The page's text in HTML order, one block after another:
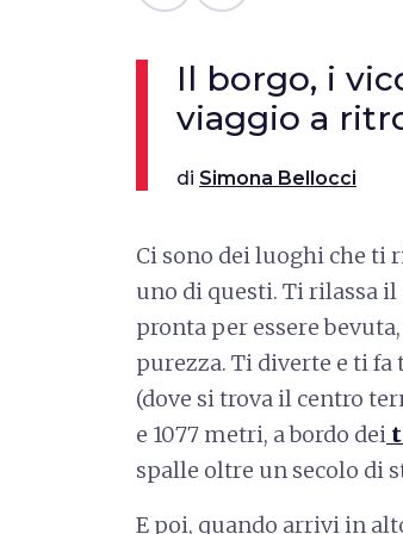
Il borgo, i
viaggio a
di Simona Bellocci
Ci sono dei luoghi che ti
uno di questi. Ti rilassa il
pronta per essere
purezza. Ti diverte e ti
(dove si trova il centro
e 1077 metri, a bordo dei
spalle oltre un secolo di
E poi, quando arrivi in